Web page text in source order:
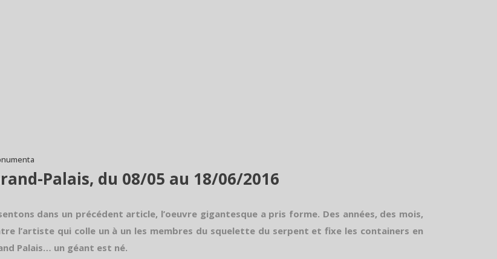
Palais, du 08/05 au 18/06/2016
dans un précédent article, l’oeuvre gigantesque a pris forme. Des années, des mois,
l’artiste qui colle un à un les membres du squelette du serpent et fixe les containers en
Palais… un géant est né.